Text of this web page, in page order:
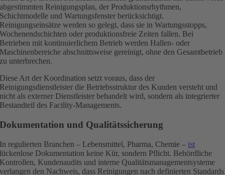
abgestimmten Reinigungsplan, der Produktionsrhythmen,
Schichtmodelle und Wartungsfenster berücksichtigt.
Reinigungseinsätze werden so gelegt, dass sie in Wartungsstopps,
Wochenendschichten oder produktionsfreie Zeiten fallen. Bei
Betrieben mit kontinuierlichem Betrieb werden Hallen- oder
Maschinenbereiche abschnittsweise gereinigt, ohne den Gesamtbetrieb
zu unterbrechen.
Diese Art der Koordination setzt voraus, dass der
Reinigungsdienstleister die Betriebsstruktur des Kunden versteht und
nicht als externer Dienstleister behandelt wird, sondern als integrierter
Bestandteil des Facility-Managements.
Dokumentation und Qualitätssicherung
In regulierten Branchen – Lebensmittel, Pharma, Chemie – ist
lückenlose Dokumentation keine Kür, sondern Pflicht. Behördliche
Kontrollen, Kundenaudits und interne Qualitätsmanagementsysteme
verlangen den Nachweis, dass Reinigungen nach definierten Standards